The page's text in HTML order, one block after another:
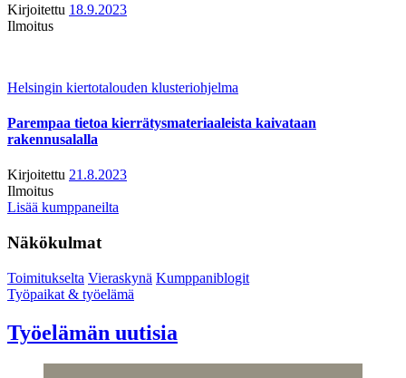
Kirjoitettu 18.9.2023
Ilmoitus
Helsingin kiertotalouden klusteriohjelma
Parempaa tietoa kierrätysmateriaaleista kaivataan
rakennusalalla
Kirjoitettu 21.8.2023
Ilmoitus
Lisää kumppaneilta
Näkökulmat
Toimitukselta Vieraskynä Kumppaniblogit
Työpaikat & työelämä
Työelämän uutisia